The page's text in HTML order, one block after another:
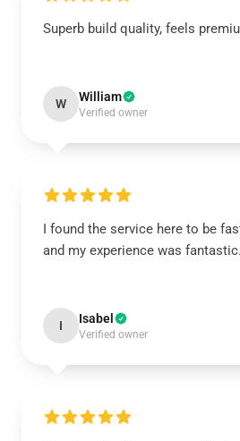
Superb build quality, feels
W William
Verified owner
I found the service here to be
and my experience was fantastic.
I Isabel
Verified owner